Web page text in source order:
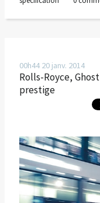
00h44 20 janv. 2014
Rolls-Royce,
prestige